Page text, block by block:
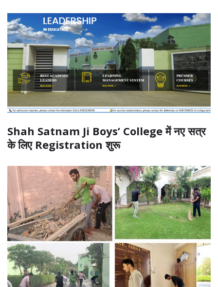
Shah Satnam Ji Boys’ College में नए सत्र
के लिए Registration शुरू